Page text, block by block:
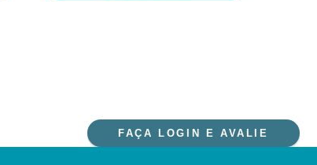
FAÇA LOGIN E AVALIE